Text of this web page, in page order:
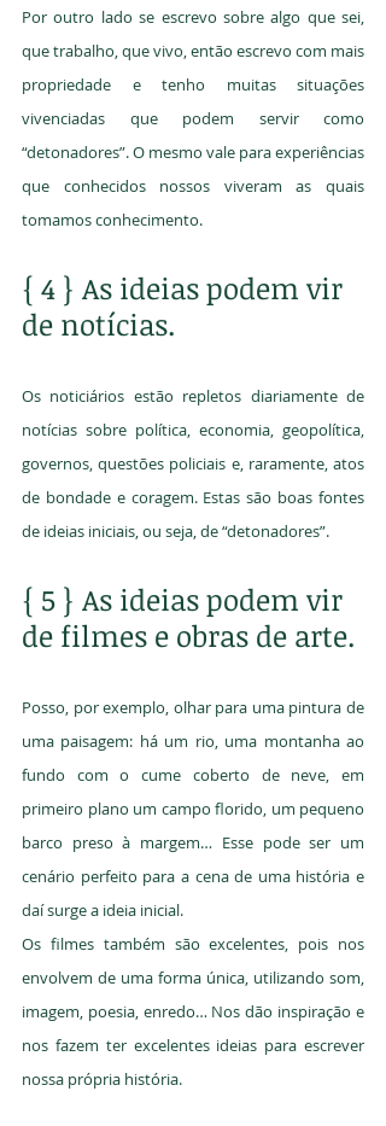
Por outro lado se escrevo sobre algo que sei,
que trabalho, que vivo, então escrevo com mais
propriedade e tenho muitas situações
vivenciadas que podem servir como
“detonadores”. O mesmo vale para experiências
que conhecidos nossos viveram as quais
tomamos conhecimento.
{ 4 } As ideias podem vir
de notícias.
Os noticiários estão repletos diariamente de
notícias sobre política, economia, geopolítica,
governos, questões policiais e, raramente, atos
de bondade e coragem. Estas são boas fontes
de ideias iniciais, ou seja, de “detonadores”.
{ 5 } As ideias podem vir
de filmes e obras de arte.
Posso, por exemplo, olhar para uma pintura de
uma paisagem: há um rio, uma montanha ao
fundo com o cume coberto de neve, em
primeiro plano um campo florido, um pequeno
barco preso à margem… Esse pode ser um
cenário perfeito para a cena de uma história e
daí surge a ideia inicial.
Os filmes também são excelentes, pois nos
envolvem de uma forma única, utilizando som,
imagem, poesia, enredo… Nos dão inspiração e
nos fazem ter excelentes ideias para escrever
nossa própria história.